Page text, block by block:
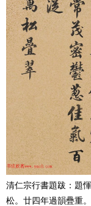
清仁宗行書題跋：題
松。廿四年過韻疊重